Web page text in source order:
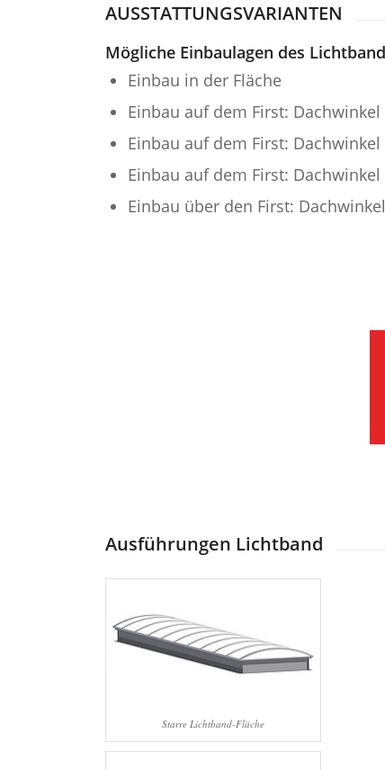
AUSSTATTUNGSVARIANTEN
Mögliche Einbaulagen des
Einbau in der Fläche
Einbau auf dem First:
Einbau auf dem First:
Einbau auf dem First:
Einbau über den First:
Ausführungen Lichtband
Starre Lichtband-Fläche